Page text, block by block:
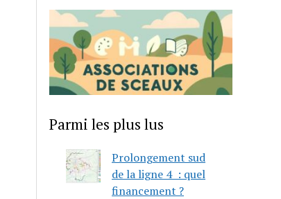
Parmi les plus lus
Prolongement sud
de la ligne 4 : quel
financement ?